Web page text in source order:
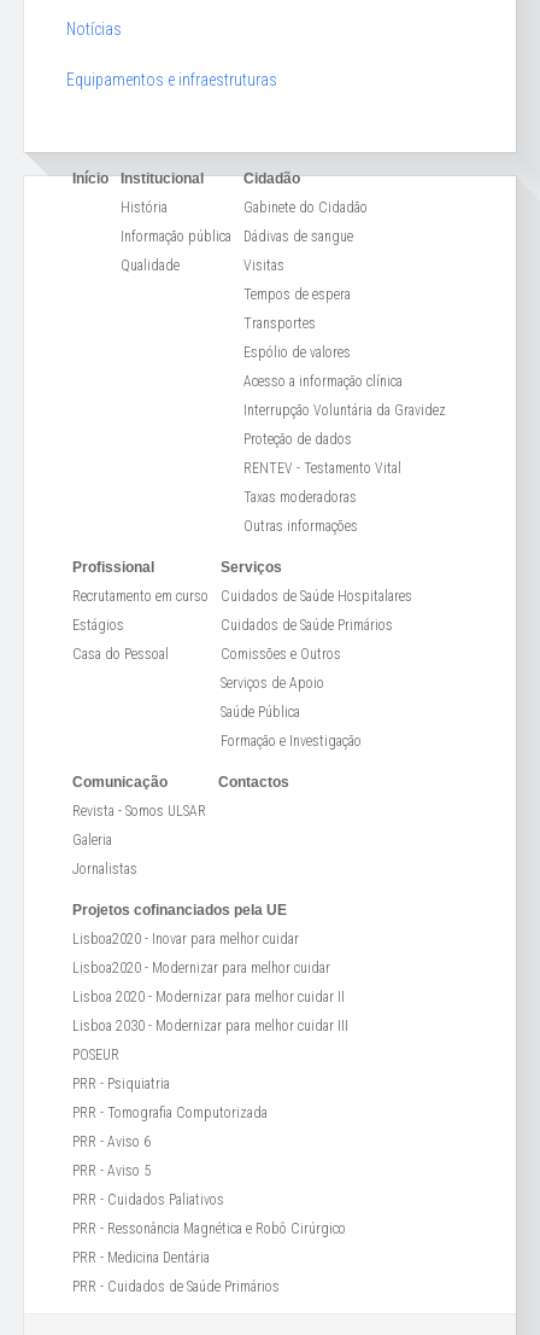
Notícias
Equipamentos e infraestruturas
Início
Institucional
História
Informação pública
Qualidade
Cidadão
Gabinete do Cidadão
Dádivas de sangue
Visitas
Tempos de espera
Transportes
Espólio de valores
Acesso a informação clínica
Interrupção Voluntária da Gravidez
Proteção de dados
RENTEV - Testamento Vital
Taxas moderadoras
Outras informações
Profissional
Recrutamento em curso
Estágios
Casa do Pessoal
Serviços
Cuidados de Saúde Hospitalares
Cuidados de Saúde Primários
Comissões e Outros
Serviços de Apoio
Saúde Pública
Formação e Investigação
Comunicação
Revista - Somos ULSAR
Galeria
Jornalistas
Contactos
Projetos cofinanciados pela UE
Lisboa2020 - Inovar para melhor cuidar
Lisboa2020 - Modernizar para melhor cuidar
Lisboa 2020 - Modernizar para melhor cuidar II
Lisboa 2030 - Modernizar para melhor cuidar III
POSEUR
PRR - Psiquiatria
PRR - Tomografia Computorizada
PRR - Aviso 6
PRR - Aviso 5
PRR - Cuidados Paliativos
PRR - Ressonância Magnética e Robô Cirúrgico
PRR - Medicina Dentária
PRR - Cuidados de Saúde Primários